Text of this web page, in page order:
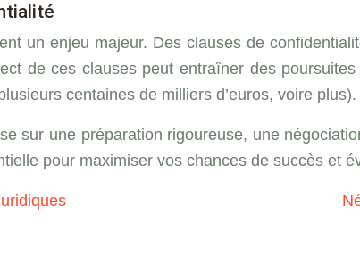
un enjeu majeur. Des clauses de
de ces clauses peut entraîner des
centaines de milliers d’euros, voire
sur une préparation rigoureuse, une
pour maximiser vos chances de succès et